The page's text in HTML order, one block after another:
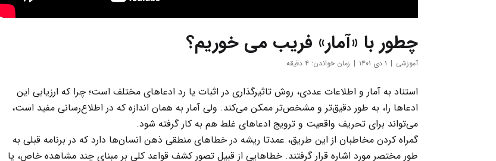
چطور با «آمار» فریب می خوریم؟
آموزشی ۱ دی ۱۴۰۱ زمان خواندن: ۴ دقیقه
استناد به آمار و اطلاعات عددی، روش تاثیرگذاری در اثبات یا رد ادعاهای مختلف است؛ چرا که ارزیابی این
ادعاها را، به طور دقیق‌تر و مشخص‌تر ممکن می‌کند. ولی آمار به همان اندازه که در اطلاع‌رسانی مفید است،
می‌تواند برای تحریف واقعیت و ترویج ادعاهای غلط هم به کار گرفته شود.
گمراه کردن مخاطبان از این طریق، عمدتا ریشه در خطاهای منطقی ذهن انسان‌ها دارد که در برنامه قبلی به
طور مختصر مورد اشاره قرار گرفتند. خطاهایی از قبیل تصور کشف قواعد کلی بر مبنای چند مشاهده خاص، یا